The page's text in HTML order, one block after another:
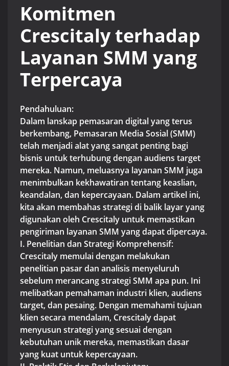
Komitmen
Crescitaly terhadap
Layanan SMM yang
Terpercaya
Pendahuluan:
Dalam lanskap pemasaran digital yang terus
berkembang, Pemasaran Media Sosial (SMM)
telah menjadi alat yang sangat penting bagi
bisnis untuk terhubung dengan audiens target
mereka. Namun, meluasnya layanan SMM juga
menimbulkan kekhawatiran tentang keaslian,
keandalan, dan kepercayaan. Dalam artikel ini,
kita akan membahas strategi di balik layar yang
digunakan oleh Crescitaly untuk memastikan
pengiriman layanan SMM yang dapat dipercaya.
I. Penelitian dan Strategi Komprehensif:
Crescitaly memulai dengan melakukan
penelitian pasar dan analisis menyeluruh
sebelum merancang strategi SMM apa pun. Ini
melibatkan pemahaman industri klien, audiens
target, dan pesaing. Dengan memahami tujuan
klien secara mendalam, Crescitaly dapat
menyusun strategi yang sesuai dengan
kebutuhan unik mereka, memastikan dasar
yang kuat untuk kepercayaan.